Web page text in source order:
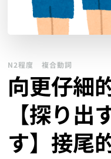
N2程度 複合動詞
向更仔細
【探り出
す】接尾